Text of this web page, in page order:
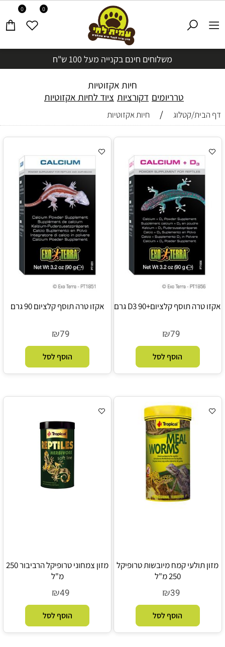
משלוחים חינם בקנייה מעל 100 ש"ח
0 0
חיות אקזוטיות
טרריומים דקורציות ציוד לחיות אקזוטיות
דף הבית/קטלוג / חיות אקזוטיות
אקזו טרה תוסף קלציום+D3 90 גרם
₪79
הוסף לסל
אקזו טרה תוסף קלציום 90 גרם
₪79
הוסף לסל
מזון תולעי קמח מיובשות טרופיקל
250 מ"ל
₪39
הוסף לסל
מזון צמחוני טרופיקל הרביבור 250
מ"ל
₪49
הוסף לסל